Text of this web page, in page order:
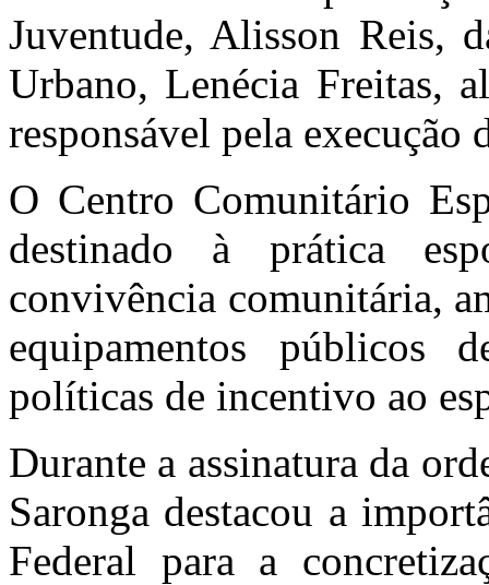
Juventude, Alisson Reis,
Urbano, Lenécia Freitas,
responsável pela execução
O Centro Comunitário
destinado à prática
convivência comunitária,
equipamentos públicos
políticas de incentivo ao
Durante a assinatura da
Saronga destacou a
Federal para a